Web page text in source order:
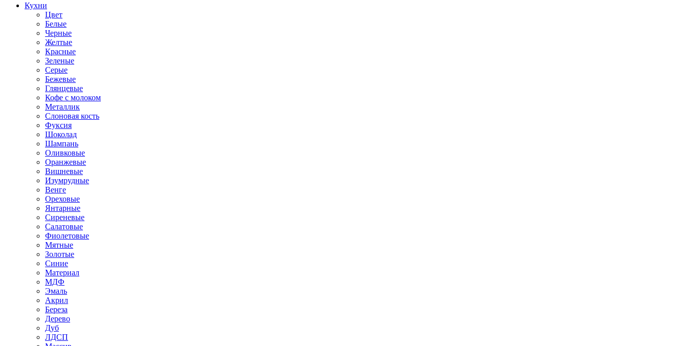
Кухни
Цвет
Белые
Черные
Желтые
Красные
Зеленые
Серые
Бежевые
Глянцевые
Кофе с молоком
Металлик
Слоновая кость
Фуксия
Шоколад
Шампань
Оливковые
Оранжевые
Вишневые
Изумрудные
Венге
Ореховые
Янтарные
Сиреневые
Салатовые
Фиолетовые
Мятные
Золотые
Синие
Материал
МДФ
Эмаль
Акрил
Береза
Дерево
Дуб
ЛДСП